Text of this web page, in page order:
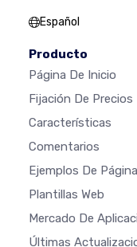
Español
Producto
Página De Inicio
Fijación De Precios
Características
Comentarios
Ejemplos De
Plantillas Web
Mercado De
Últimas